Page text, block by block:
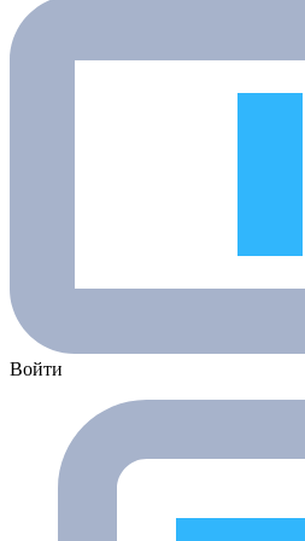
Войти